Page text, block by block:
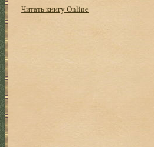
Читать книгу Online